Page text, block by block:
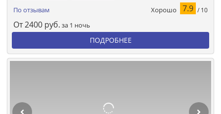
По отзывам
Хорошо 7.9 / 10
От2400 руб. за 1 ночь
ПОДРОБНЕЕ